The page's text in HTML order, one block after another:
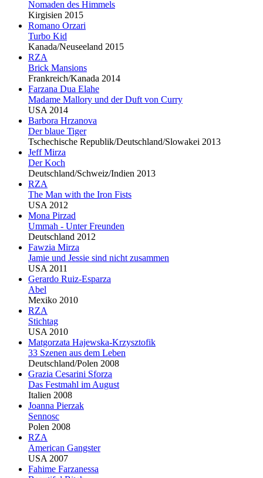
Nomaden des Himmels
Kirgisien 2015
Romano Orzari
Turbo Kid
Kanada/Neuseeland 2015
RZA
Brick Mansions
Frankreich/Kanada 2014
Farzana Dua Elahe
Madame Mallory und der Duft von Curry
USA 2014
Barbora Hrzanova
Der blaue Tiger
Tschechische Republik/Deutschland/Slowakei 2013
Jeff Mirza
Der Koch
Deutschland/Schweiz/Indien 2013
RZA
The Man with the Iron Fists
USA 2012
Mona Pirzad
Ummah - Unter Freunden
Deutschland 2012
Fawzia Mirza
Jamie und Jessie sind nicht zusammen
USA 2011
Gerardo Ruiz-Esparza
Abel
Mexiko 2010
RZA
Stichtag
USA 2010
Matgorzata Hajewska-Krzysztofik
33 Szenen aus dem Leben
Deutschland/Polen 2008
Grazia Cesarini Sforza
Das Festmahl im August
Italien 2008
Joanna Pierzak
Sennosc
Polen 2008
RZA
American Gangster
USA 2007
Fahime Farzanessa